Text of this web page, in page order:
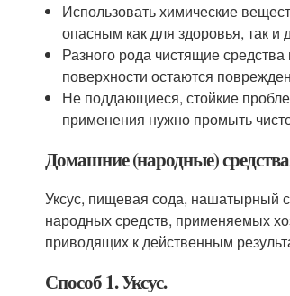
Использовать химические
опасным как для здоровья, так и
Разного рода чистящие
поверхности остаются
Не поддающиеся, стойкие
применения нужно промыть
Домашние (народные)
Уксус, пищевая сода, нашатырный
народных средств, применяемых
приводящих к действенным
Способ 1. Уксус.